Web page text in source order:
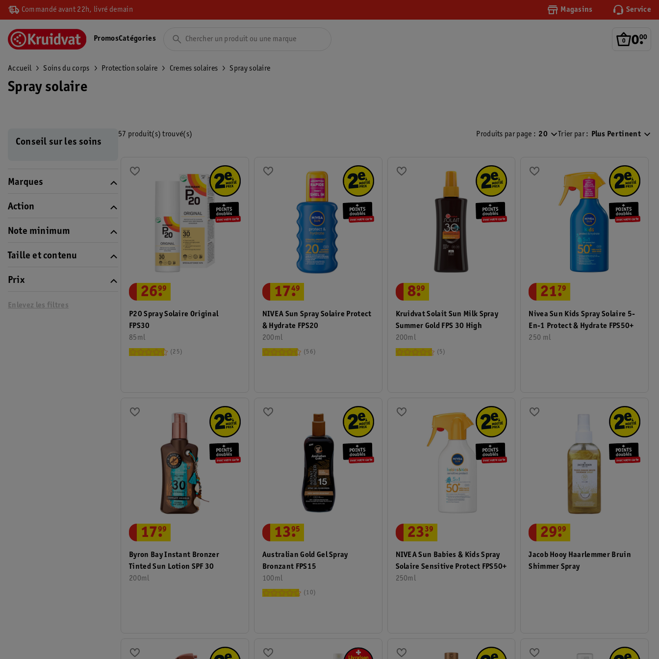
Commandé avant 22h, livré demain Magasins Service
0.
00
PromosCatégories
Accueil Soins du corps Protection solaire Cremes solaires Spray solaire
Spray solaire
Conseil sur les soins
Marques
Action
Note minimum
Taille et contenu
Prix
Enlevez les filtres
57 produit(s) trouvé(s) Produits par page : 20 Trier par : Plus Pertinent
P20 Spray Solaire Original
FPS30
85ml
26.
99
25
NIVEA Sun Spray Solaire Protect
& Hydrate FPS20
200ml
17.
49
56
Kruidvat Solait Sun Milk Spray
Summer Gold FPS 30 High
200ml
8.
99
5
Nivea Sun Kids Spray Solaire 5-
En-1 Protect & Hydrate FPS50+
250 ml
21.
79
Byron Bay Instant Bronzer
Tinted Sun Lotion SPF 30
200ml
17.
99
Australian Gold Gel Spray
Bronzant FPS15
100ml
13.
95
10
NIVEA Sun Babies & Kids Spray
Solaire Sensitive Protect FPS50+
250ml
23.
39
Jacob Hooy Haarlemmer Bruin
Shimmer Spray
29.
99